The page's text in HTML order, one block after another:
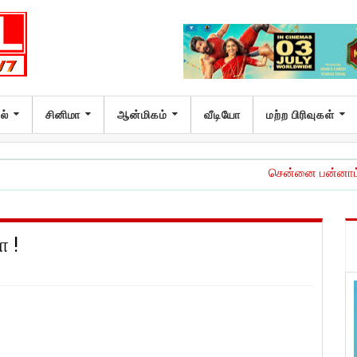
சினிமா ஆன்மிகம் வீடியோ மற்ற பிரிவுகள்
சென்னை பன்னாட்டு விமான
!